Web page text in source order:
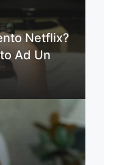
Netflix?
Ad Un